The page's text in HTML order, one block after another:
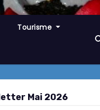
Tourisme
Mai 2026